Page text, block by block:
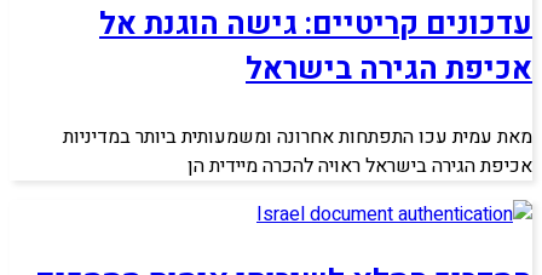
עדכונים קריטיים: גישה הוגנת אל
אכיפת הגירה בישראל
מאת עמית עכו התפתחות אחרונה ומשמעותית ביותר במדיניות
אכיפת הגירה בישראל ראויה להכרה מיידית הן